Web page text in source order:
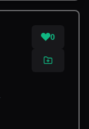
0